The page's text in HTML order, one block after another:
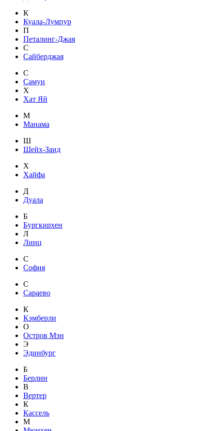
К
Куала-Лумпур
П
Петалинг-Джая
С
Сайберджая
С
Самуи
Х
Хат Яй
М
Манама
Ш
Шейх-Заид
Х
Хайфа
Д
Дуала
Б
Бургкирхен
Л
Линц
С
София
С
Сараево
К
Кэмберли
О
Остров Мэн
Э
Эдинбург
Б
Берлин
В
Вертер
К
Кассель
М